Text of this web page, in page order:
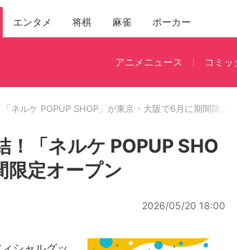
エンタメ 将棋 麻雀 ポーカー
アニメニュース コミッ
ネルケ POPUP SHOP」が東京・大阪で6月に期間限定オ
「ネルケ POPUP SHO
限定オープン
2026/05/20 18:00